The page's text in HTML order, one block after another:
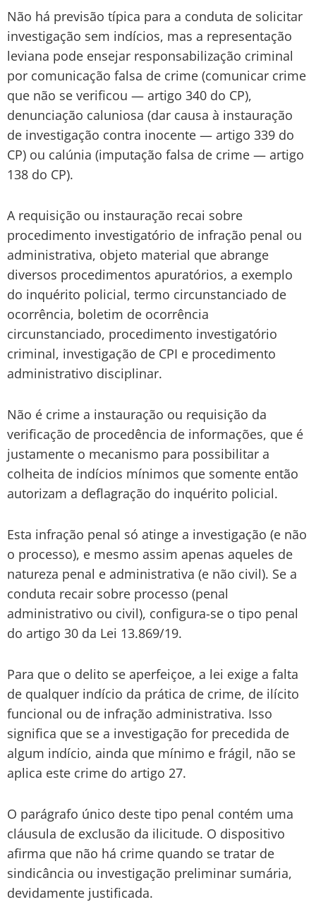
Não há previsão típica para a conduta de solicitar
investigação sem indícios, mas a representação
leviana pode ensejar responsabilização criminal
por comunicação falsa de crime (comunicar crime
que não se verificou — artigo 340 do CP),
denunciação caluniosa (dar causa à instauração
de investigação contra inocente — artigo 339 do
CP) ou calúnia (imputação falsa de crime — artigo
138 do CP).
A requisição ou instauração recai sobre
procedimento investigatório de infração penal ou
administrativa, objeto material que abrange
diversos procedimentos apuratórios, a exemplo
do inquérito policial, termo circunstanciado de
ocorrência, boletim de ocorrência
circunstanciado, procedimento investigatório
criminal, investigação de CPI e procedimento
administrativo disciplinar.
Não é crime a instauração ou requisição da
verificação de procedência de informações, que é
justamente o mecanismo para possibilitar a
colheita de indícios mínimos que somente então
autorizam a deflagração do inquérito policial.
Esta infração penal só atinge a investigação (e não
o processo), e mesmo assim apenas aqueles de
natureza penal e administrativa (e não civil). Se a
conduta recair sobre processo (penal
administrativo ou civil), configura-se o tipo penal
do artigo 30 da Lei 13.869/19.
Para que o delito se aperfeiçoe, a lei exige a falta
de qualquer indício da prática de crime, de ilícito
funcional ou de infração administrativa. Isso
significa que se a investigação for precedida de
algum indício, ainda que mínimo e frágil, não se
aplica este crime do artigo 27.
O parágrafo único deste tipo penal contém uma
cláusula de exclusão da ilicitude. O dispositivo
afirma que não há crime quando se tratar de
sindicância ou investigação preliminar sumária,
devidamente justificada.